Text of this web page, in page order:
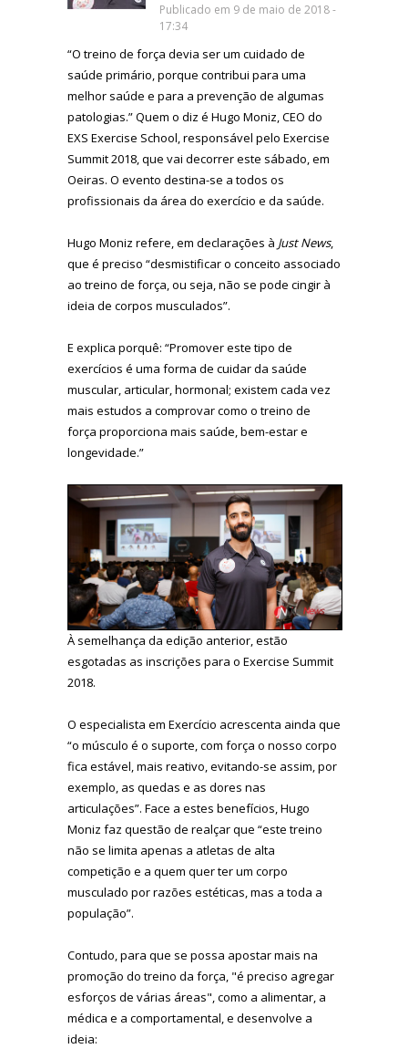
Publicado em 9 de maio de 2018 -
17:34
“O treino de força devia ser um cuidado de
saúde primário, porque contribui para uma
melhor saúde e para a prevenção de algumas
patologias.” Quem o diz é Hugo Moniz, CEO do
EXS Exercise School, responsável pelo Exercise
Summit 2018, que vai decorrer este sábado, em
Oeiras. O evento destina-se a todos os
profissionais da área do exercício e da saúde.
Hugo Moniz refere, em declarações à Just News,
que é preciso “desmistificar o conceito associado
ao treino de força, ou seja, não se pode cingir à
ideia de corpos musculados”.
E explica porquê: “Promover este tipo de
exercícios é uma forma de cuidar da saúde
muscular, articular, hormonal; existem cada vez
mais estudos a comprovar como o treino de
força proporciona mais saúde, bem-estar e
longevidade.”
À semelhança da edição anterior, estão
esgotadas as inscrições para o Exercise Summit
2018.
O especialista em Exercício acrescenta ainda que
“o músculo é o suporte, com força o nosso corpo
fica estável, mais reativo, evitando-se assim, por
exemplo, as quedas e as dores nas
articulações”. Face a estes benefícios, Hugo
Moniz faz questão de realçar que “este treino
não se limita apenas a atletas de alta
competição e a quem quer ter um corpo
musculado por razões estéticas, mas a toda a
população”.
Contudo, para que se possa apostar mais na
promoção do treino da força, "é preciso agregar
esforços de várias áreas", como a alimentar, a
médica e a comportamental, e desenvolve a
ideia: